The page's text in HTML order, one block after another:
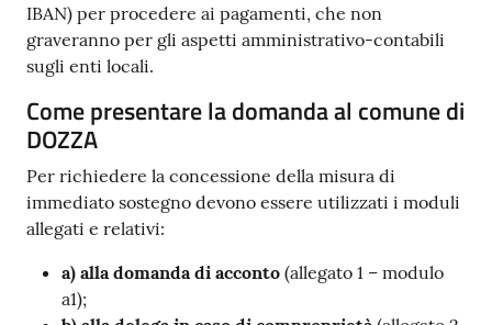
IBAN) per procedere ai pagamenti, che non
graveranno per gli aspetti amministrativo-contabili
sugli enti locali.
Come presentare la domanda al comune di
DOZZA
Per richiedere la concessione della misura di
immediato sostegno devono essere utilizzati i moduli
allegati e relativi:
a) alla domanda di acconto (allegato 1 – modulo
a1);